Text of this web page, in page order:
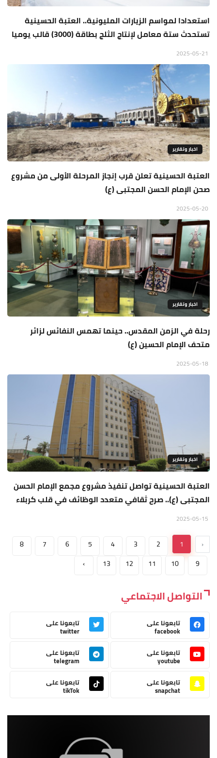
استعدادا لمواسم الزيارات المليونية.. العتبة الحسينية
تستحدث ستة معامل لإنتاج الثلج بطاقة (3000) قالب يوميا
اخبار وتقارير
العتبة الحسينية تعلن قرب إنجاز المرحلة الأولى من مشروع
صحن الإمام الحسن المجتبى (ع)
اخبار وتقارير
رحلة في الزمن المقدس.. حينما تهمس النفائس لزائر
متحف الإمام الحسين (ع)
اخبار وتقارير
العتبة الحسينية تواصل تنفيذ مشروع مجمع الإمام الحسن
المجتبى (ع).. صرح ثقافي متعدد الوظائف في قلب كربلاء
‹
1
2
3
4
5
6
7
8
9
10
11
12
13
›
التواصل الاجتماعي
تابعونا على
facebook
تابعونا على
twitter
تابعونا على
youtube
تابعونا على
telegram
تابعونا على
snapchat
تابعونا على
tikTok